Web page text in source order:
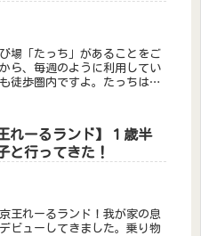
場「たっち」があることをご
ら、毎週のように利用してい
徒歩圏内ですよ。たっちは府
れーるランド】１歳半
と行ってきた！
王れーるランド！我が家の息
ビューしてきました。乗り物